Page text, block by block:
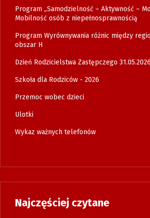
Program „Samodzielność – Aktywność –
Mobilność osób z niepełnosprawnością
Program Wyrównywania różnic między
obszar H
Dzień Rodzicielstwa Zastępczego
Szkoła dla Rodziców - 2026
Przemoc wobec dzieci
Ulotki
Wykaz ważnych telefonów
Najczęściej czytane